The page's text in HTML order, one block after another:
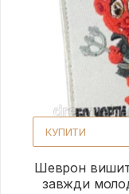
КУПИТИ
Шеврон
завжди